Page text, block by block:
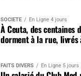
SOCIÉTÉ En Ligne 4 jours
À Ceuta, des centaines
dorment à la rue, livrés
FAITS DIVERS En Ligne 5 jours